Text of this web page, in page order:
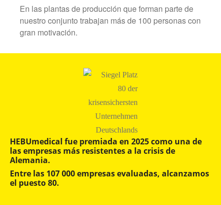
En las plantas de producción que forman parte de
nuestro conjunto trabajan más de 100 personas con
gran motivación.
HEBUmedical fue premiada en 2025 como una de
las empresas más resistentes a la crisis de
Alemania.
Entre las 107 000 empresas evaluadas, alcanzamos
el puesto 80.